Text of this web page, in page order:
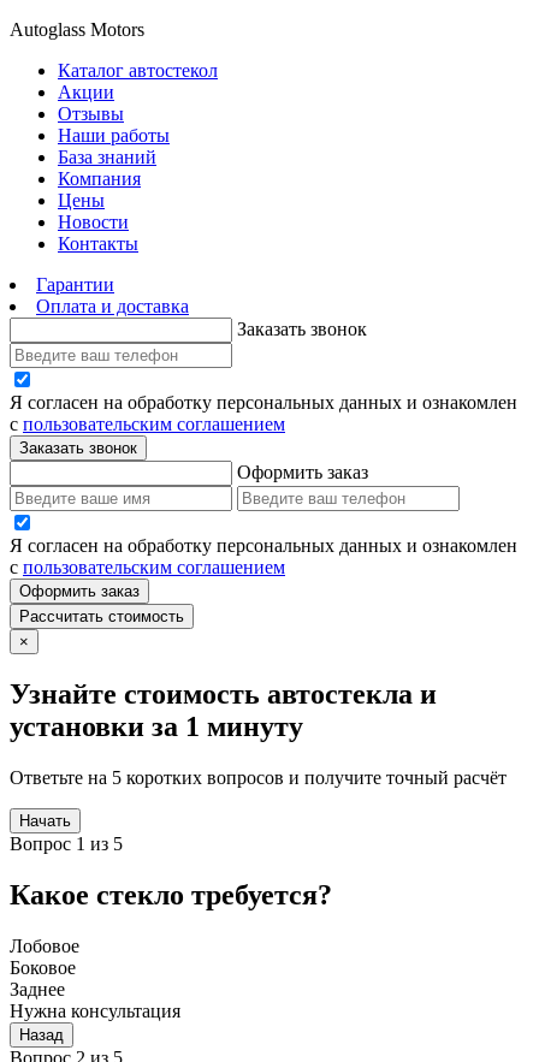
Autoglass Motors
Каталог автостекол
Акции
Отзывы
Наши работы
База знаний
Компания
Цены
Новости
Контакты
Гарантии
Оплата и доставка
Заказать звонок
Я согласен на обработку персональных данных и ознакомлен
с пользовательским соглашением
Заказать звонок
Оформить заказ
Я согласен на обработку персональных данных и ознакомлен
с пользовательским соглашением
Оформить заказ
Рассчитать стоимость
×
Узнайте стоимость автостекла и
установки за 1 минуту
Ответьте на 5 коротких вопросов и получите точный расчёт
Начать
Вопрос 1 из 5
Какое стекло требуется?
Лобовое
Боковое
Заднее
Нужна консультация
Назад
Вопрос 2 из 5